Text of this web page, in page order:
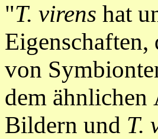
"T. virens hat
Eigenschaften,
von
dem ähnlichen
Bildern und T.